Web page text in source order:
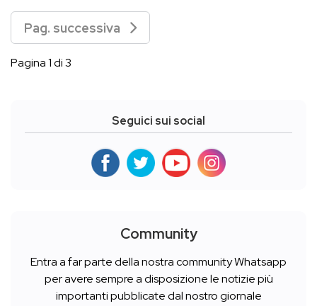
Pag. successiva
Pagina 1 di 3
Seguici sui social
Community
Entra a far parte della nostra community Whatsapp
per avere sempre a disposizione le notizie più
importanti pubblicate dal nostro giornale